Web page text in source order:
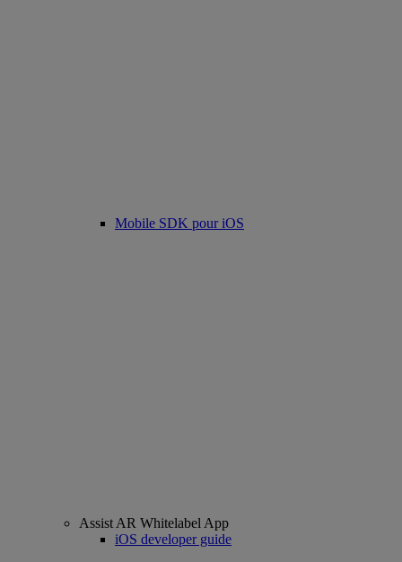
Mobile SDK pour iOS
Assist AR Whitelabel App
iOS developer guide